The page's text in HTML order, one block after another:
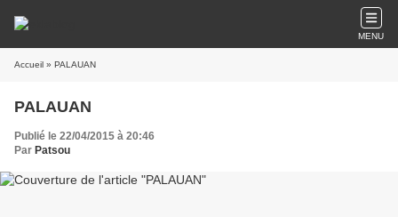
MENU
Accueil » PALAUAN
PALAUAN
Publié le 22/04/2015 à 20:46
Par Patsou